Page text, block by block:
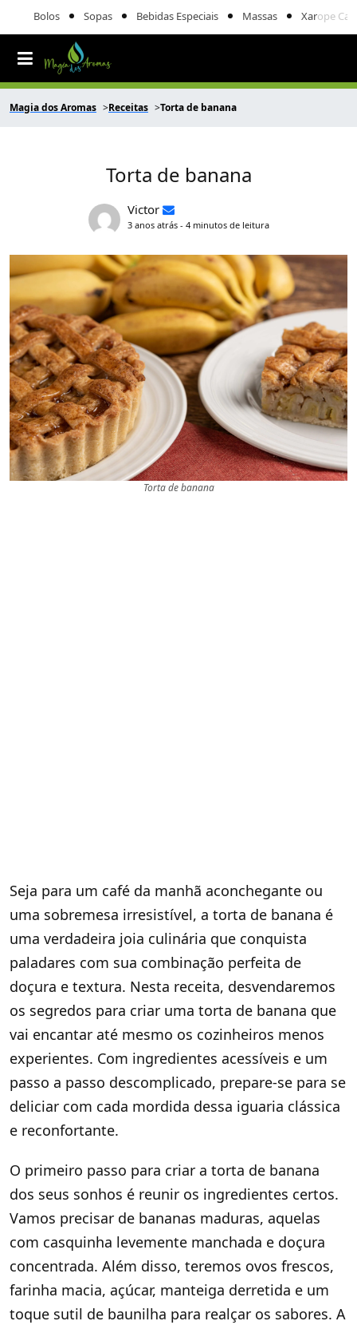
Bolos Sopas Bebidas Especiais Massas Xarope
Magia dos Aromas Receitas Torta de banana
Torta de banana
Victor
3 anos atrás - 4 minutos de leitura
Torta de banana
Seja para um café da manhã aconchegante ou
uma sobremesa irresistível, a torta de banana é
uma verdadeira joia culinária que conquista
paladares com sua combinação perfeita de
doçura e textura. Nesta receita, desvendaremos
os segredos para criar uma torta de banana que
vai encantar até mesmo os cozinheiros menos
experientes. Com ingredientes acessíveis e um
passo a passo descomplicado, prepare-se para se
deliciar com cada mordida dessa iguaria clássica
e reconfortante.
O primeiro passo para criar a torta de banana
dos seus sonhos é reunir os ingredientes certos.
Vamos precisar de bananas maduras, aquelas
com casquinha levemente manchada e doçura
concentrada. Além disso, teremos ovos frescos,
farinha macia, açúcar, manteiga derretida e um
toque sutil de baunilha para realçar os sabores. A